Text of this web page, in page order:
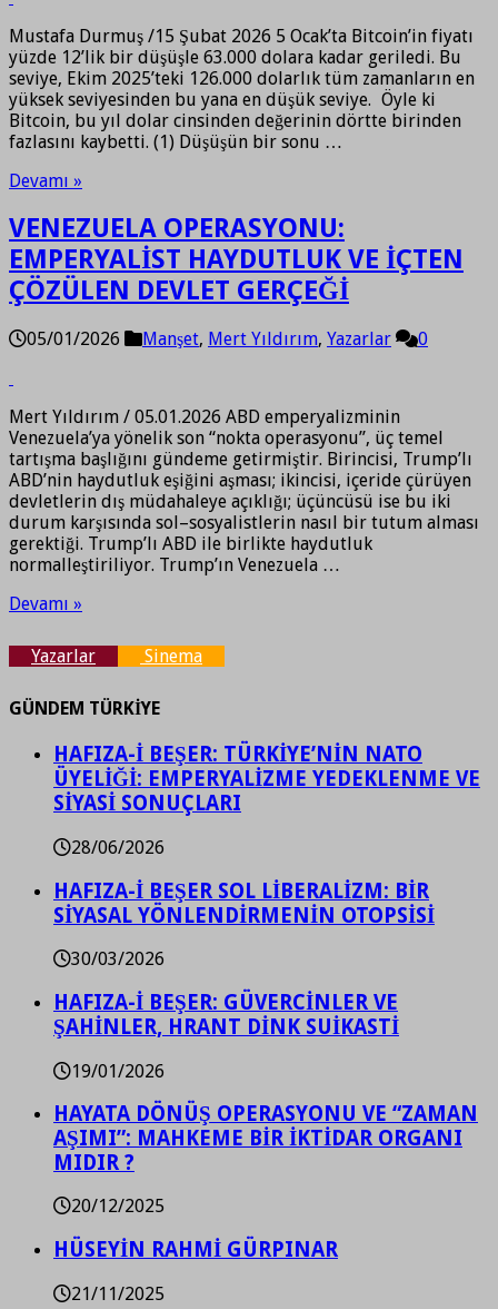
Mustafa Durmuş /15 Şubat 2026 5 Ocak’ta Bitcoin’in fiyatı
yüzde 12’lik bir düşüşle 63.000 dolara kadar geriledi. Bu
seviye, Ekim 2025’teki 126.000 dolarlık tüm zamanların en
yüksek seviyesinden bu yana en düşük seviye. Öyle ki
Bitcoin, bu yıl dolar cinsinden değerinin dörtte birinden
fazlasını kaybetti. (1) Düşüşün bir sonu …
Devamı »
VENEZUELA OPERASYONU:
EMPERYALİST HAYDUTLUK VE İÇTEN
ÇÖZÜLEN DEVLET GERÇEĞİ
05/01/2026 Manşet, Mert Yıldırım, Yazarlar 0
Mert Yıldırım / 05.01.2026 ABD emperyalizminin
Venezuela’ya yönelik son “nokta operasyonu”, üç temel
tartışma başlığını gündeme getirmiştir. Birincisi, Trump’lı
ABD’nin haydutluk eşiğini aşması; ikincisi, içeride çürüyen
devletlerin dış müdahaleye açıklığı; üçüncüsü ise bu iki
durum karşısında sol–sosyalistlerin nasıl bir tutum alması
gerektiği. Trump’lı ABD ile birlikte haydutluk
normalleştiriliyor. Trump’ın Venezuela …
Devamı »
Yazarlar Sinema
GÜNDEM TÜRKİYE
HAFIZA-İ BEŞER: TÜRKİYE’NİN NATO
ÜYELİĞİ: EMPERYALİZME YEDEKLENME VE
SİYASİ SONUÇLARI
28/06/2026
HAFIZA-İ BEŞER SOL LİBERALİZM: BİR
SİYASAL YÖNLENDİRMENİN OTOPSİSİ
30/03/2026
HAFIZA-İ BEŞER: GÜVERCİNLER VE
ŞAHİNLER, HRANT DİNK SUİKASTİ
19/01/2026
HAYATA DÖNÜŞ OPERASYONU VE “ZAMAN
AŞIMI”: MAHKEME BİR İKTİDAR ORGANI
MIDIR ?
20/12/2025
HÜSEYİN RAHMİ GÜRPINAR
21/11/2025